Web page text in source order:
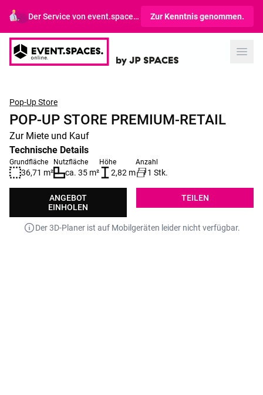
Der Service von event.spaces.online richtet sich ausschließlich an Gewerbetreibende. Zur Kenntnis genommen.
Pop-Up Store
POP-UP STORE PREMIUM-RETAIL
Zur Miete und Kauf
Technische Details
Grundfläche
36,71 m²
Nutzfläche
ca. 35 m²
Höhe
2,82 m
Anzahl
1 Stk.
ANGEBOT
EINHOLEN
TEILEN
Der 3D-Planer ist auf Mobilgeräten leider nicht verfügbar.